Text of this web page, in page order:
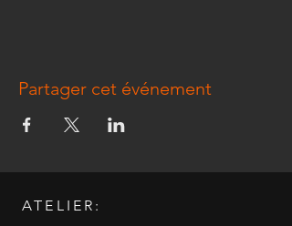
Partager cet événement
ATELIER: